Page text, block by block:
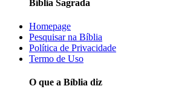
Bíblia Sagrada
Homepage
Pesquisar na Bíblia
Política de Privacidade
Termo de Uso
O que a Bíblia diz